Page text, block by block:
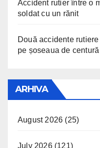
Accident rutier între o
soldat cu un rănit
Două accidente
pe șoseaua de
ARHIVA
August 2026 (25)
July 2026(121)